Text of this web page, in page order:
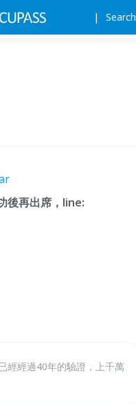
Search
後再出席，line:
經經過40年的驗證，上千萬